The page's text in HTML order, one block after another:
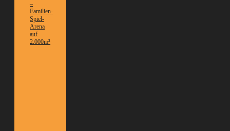
–
Familien-
Spiel-
Arena
auf
2.000m²